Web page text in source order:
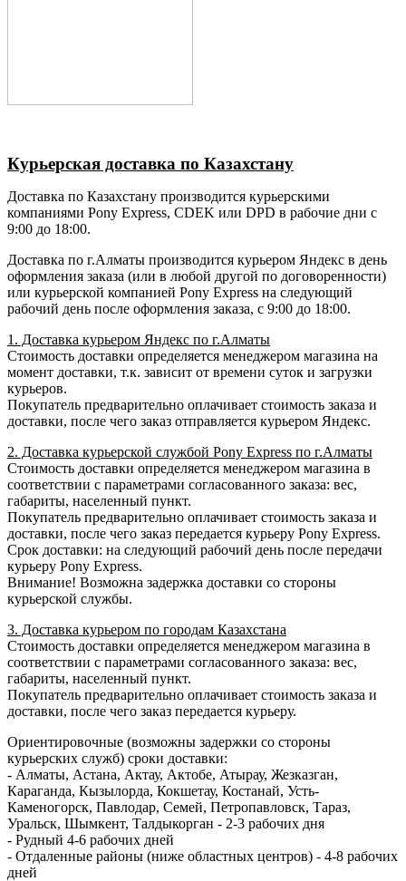
Курьерская доставка по Казахстану
Доставка по Казахстану производится курьерскими
компаниями Pony Express, CDEK или DPD в рабочие дни с
9:00 до 18:00.
Доставка по г.Алматы производится курьером Яндекс в день
оформления заказа (или в любой другой по договоренности)
или курьерской компанией Pony Express на следующий
рабочий день после оформления заказа, с 9:00 до 18:00.
1. Доставка курьером Яндекс по г.Алматы
Стоимость доставки определяется менеджером магазина на
момент доставки, т.к. зависит от времени суток и загрузки
курьеров.
Покупатель предварительно оплачивает стоимость заказа и
доставки, после чего заказ отправляется курьером Яндекс.
2. Доставка курьерской службой Pony Express по г.Алматы
Стоимость доставки определяется менеджером магазина в
соответствии с параметрами согласованного заказа: вес,
габариты, населенный пункт.
Покупатель предварительно оплачивает стоимость заказа и
доставки, после чего заказ передается курьеру Pony Express.
Срок доставки: на следующий рабочий день после передачи
курьеру Pony Express.
Внимание! Возможна задержка доставки со стороны
курьерской службы.
3. Доставка курьером по городам Казахстана
Стоимость доставки определяется менеджером магазина в
соответствии с параметрами согласованного заказа: вес,
габариты, населенный пункт.
Покупатель предварительно оплачивает стоимость заказа и
доставки, после чего заказ передается курьеру.
Ориентировочные (возможны задержки со стороны
курьерских служб) сроки доставки:
- Алматы, Астана, Актау, Актобе, Атырау, Жезказган,
Караганда, Кызылорда, Кокшетау, Костанай, Усть-
Каменогорск, Павлодар, Семей, Петропавловск, Тараз,
Уральск, Шымкент, Талдыкорган - 2-3 рабочих дня
- Рудный 4-6 рабочих дней
- Отдаленные районы (ниже областных центров) - 4-8 рабочих
дней